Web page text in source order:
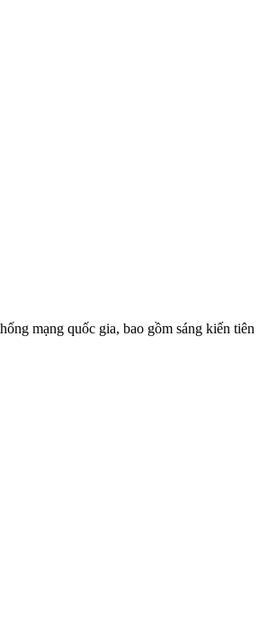
mạng quốc gia, bao gồm sáng kiến tiên